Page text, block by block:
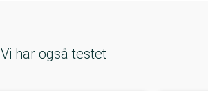
Vi har også testet